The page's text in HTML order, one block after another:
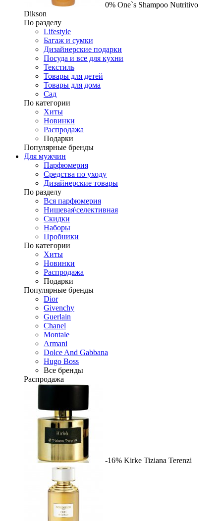
0% One`s Shampoo Nutritivo
Dikson
По разделу
Lifestyle
Багаж и сумки
Дизайнерские подарки
Посуда и все для кухни
Текстиль
Товары для детей
Товары для дома
Сад
По категории
Хиты
Новинки
Распродажа
Подарки
Популярные бренды
Для мужчин
Парфюмерия
Средства по уходу
Дизайнерские товары
По разделу
Вся парфюмерия
Нишевая\селективная
Скидки
Наборы
Пробники
По категории
Хиты
Новинки
Распродажа
Подарки
Популярные бренды
Dior
Givenchy
Guerlain
Chanel
Montale
Armani
Dolce And Gabbana
Hugo Boss
Все бренды
Распродажа
-16% Kirke Tiziana Terenzi